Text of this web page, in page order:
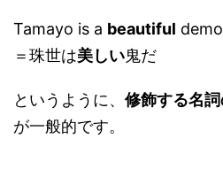
Tamayo is a beautiful
＝珠世は美しい鬼だ
というように、 修飾する名
が一般的です。